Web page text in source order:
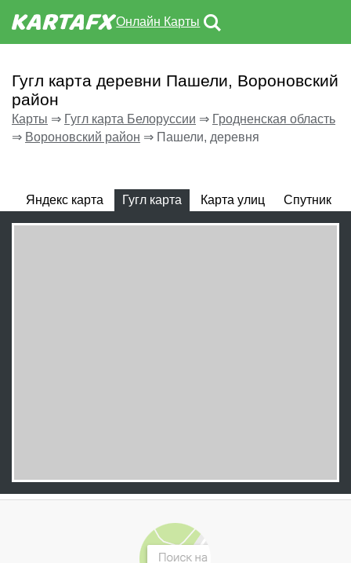
Онлайн Карты
Гугл карта деревни Пашели, Вороновский
район
Карты ⇒ Гугл карта Белоруссии ⇒ Гродненская область
⇒ Вороновский район ⇒ Пашели, деревня
Яндекс карта Гугл карта Карта улиц Спутник